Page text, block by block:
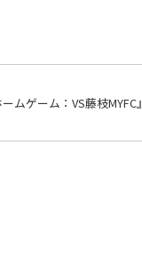
ムゲーム：VS藤枝MYFC』